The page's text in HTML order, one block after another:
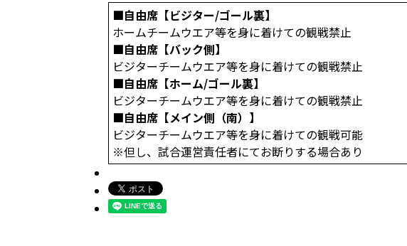
■自由席【ビジター/ゴール裏】
ホームチームウエア等を身に着けての観戦禁止
■自由席【バック側】
ビジターチームウエア等を身に着けての観戦禁止
■自由席【ホーム/ゴール裏】
ビジターチームウエア等を身に着けての観戦禁止
■自由席【メイン側（南）】
ビジターチームウエア等を身に着けての観戦可能
※但し、試合運営責任者にてお断りする場合あり